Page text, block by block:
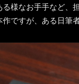
る様なお手手など
ですが、ある日筆